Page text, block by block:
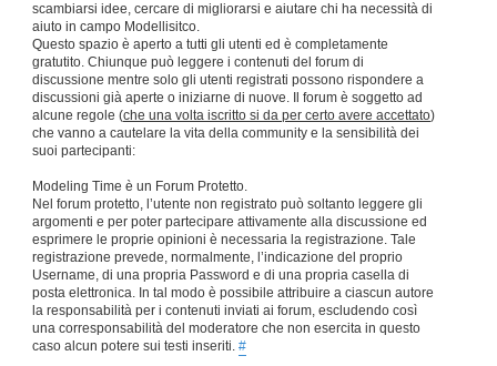
scambiarsi idee, cercare di migliorarsi e aiutare chi ha necessità di
aiuto in campo Modellisitco.
Questo spazio è aperto a tutti gli utenti ed è completamente
gratutito. Chiunque può leggere i contenuti del forum di
discussione mentre solo gli utenti registrati possono rispondere a
discussioni già aperte o iniziarne di nuove. Il forum è soggetto ad
alcune regole (che una volta iscritto si da per certo avere accettato)
che vanno a cautelare la vita della community e la sensibilità dei
suoi partecipanti:
Modeling Time è un Forum Protetto.
Nel forum protetto, l’utente non registrato può soltanto leggere gli
argomenti e per poter partecipare attivamente alla discussione ed
esprimere le proprie opinioni è necessaria la registrazione. Tale
registrazione prevede, normalmente, l’indicazione del proprio
Username, di una propria Password e di una propria casella di
posta elettronica. In tal modo è possibile attribuire a ciascun autore
la responsabilità per i contenuti inviati ai forum, escludendo così
una corresponsabilità del moderatore che non esercita in questo
caso alcun potere sui testi inseriti. #